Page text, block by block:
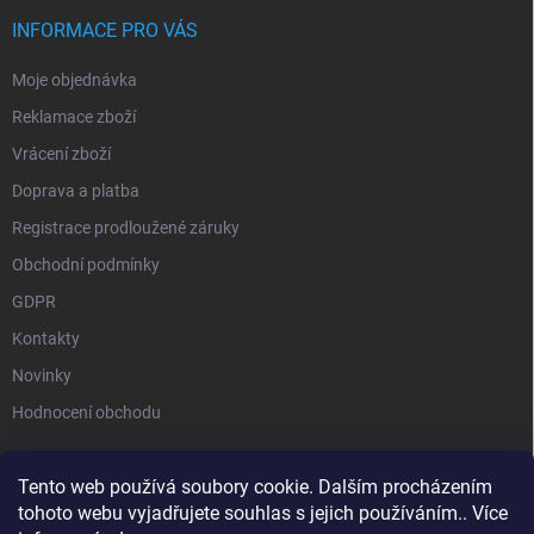
Tento web používá soubory cookie. Dalším procházením
tohoto webu vyjadřujete souhlas s jejich používáním.. Více
INFORMACE PRO VÁS
Moje objednávka
Reklamace zboží
Vrácení zboží
Doprava a platba
Registrace prodloužené záruky
Obchodní podmínky
GDPR
Kontakty
Novinky
Hodnocení obchodu